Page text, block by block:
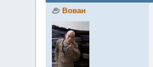
Вован